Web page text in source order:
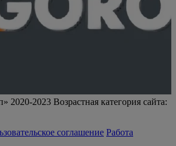
2023 Возрастная категория сайта:
соглашение Работа